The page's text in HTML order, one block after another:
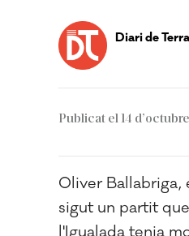
Diari de
Publicat el 14
Oliver Ballabriga,
sigut un partit
l'Igualada tenia